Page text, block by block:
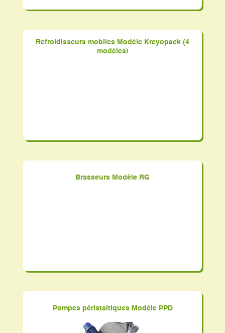
Refroidisseurs mobiles Modèle Kreyopack (4
modèles)
Brasseurs Modèle RG
Pompes péristaltiques Modèle PPD